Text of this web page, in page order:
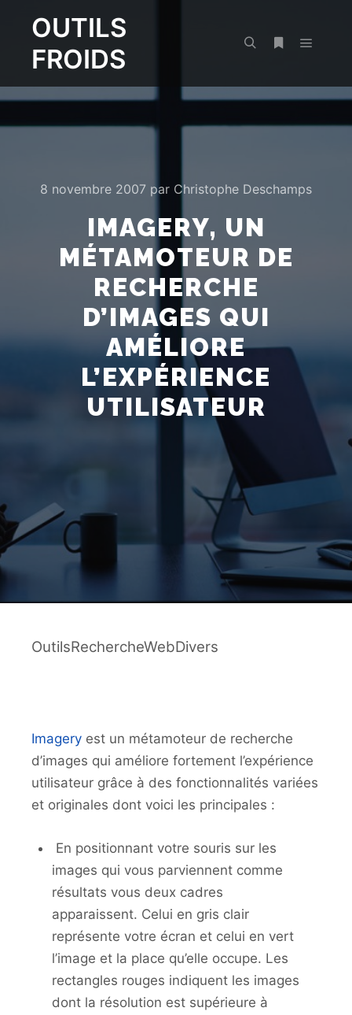
OUTILS
FROIDS
8 novembre 2007 par Christophe Deschamps
IMAGERY, UN
MÉTAMOTEUR DE
RECHERCHE
D’IMAGES QUI
AMÉLIORE
L’EXPÉRIENCE
UTILISATEUR
OutilsRechercheWebDivers
Imagery est un métamoteur de recherche
d’images qui améliore fortement l’expérience
utilisateur grâce à des fonctionnalités variées
et originales dont voici les principales :
En positionnant votre souris sur les
images qui vous parviennent comme
résultats vous deux cadres
apparaissent. Celui en gris clair
représente votre écran et celui en vert
l’image et la place qu’elle occupe. Les
rectangles rouges indiquent les images
dont la résolution est supérieure à